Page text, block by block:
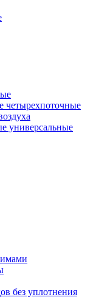
четырехпоточные
универсальные
без уплотнения